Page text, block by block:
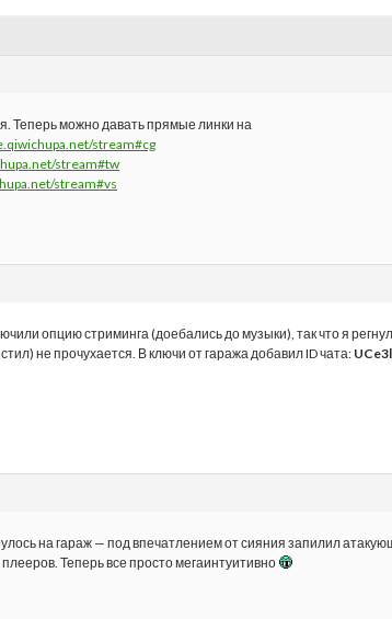
Теперь можно давать прямые линки на
stream#cg
stream#tw
stream#vs
опцию стриминга (доебались до музыки), так что я
не прочухается. В ключи от гаража добавил ID чата:
на гараж — под впечатлением от сияния запилил
Теперь все просто мегаинтуитивно